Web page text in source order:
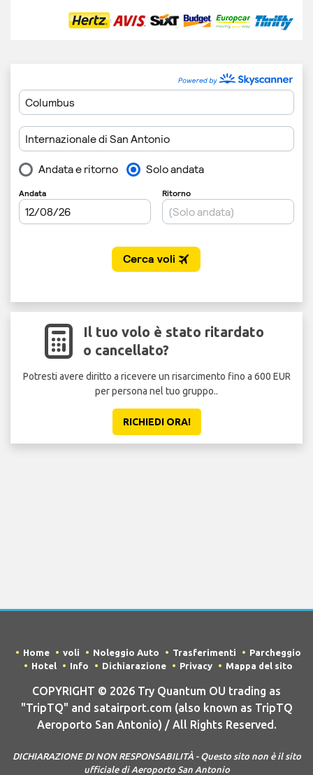
Il tuo volo è stato ritardato
o cancellato?
Potresti avere diritto a ricevere un risarcimento fino a 600 EUR
per persona nel tuo gruppo..
RICHIEDI ORA!
Home voli Noleggio Auto Trasferimenti
Parcheggio
Hotel
Info Dichiarazione Privacy Mappa del sito
COPYRIGHT © 2026 Try Quantum OU trading as
"TripTQ" and satairport.com (also known as TripTQ
Aeroporto San Antonio) / All Rights Reserved.
DICHIARAZIONE DI NON RESPONSABILITÀ - Questo sito non è il sito
ufficiale di Aeroporto San Antonio